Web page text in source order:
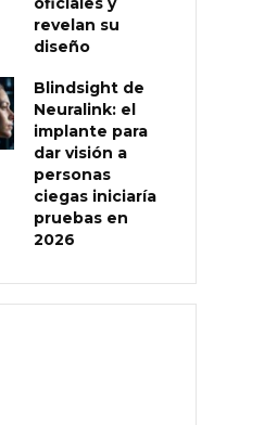
revelan su
diseño
Blindsight de
Neuralink: el
implante para
dar visión a
personas
ciegas iniciaría
pruebas en
2026